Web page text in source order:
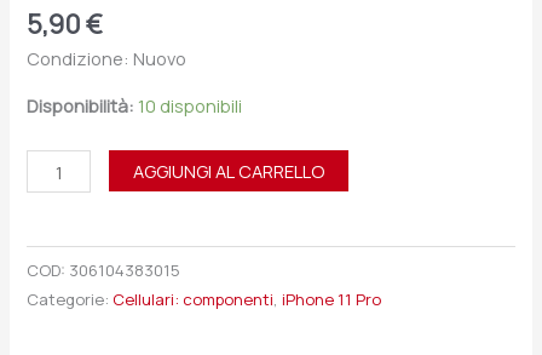
5,90€
Condizione: Nuovo
Disponibilità: 10 disponibili
AGGIUNGI AL CARRELLO
COD: 306104383015
Categorie: Cellulari: componenti,iPhone 11 Pro